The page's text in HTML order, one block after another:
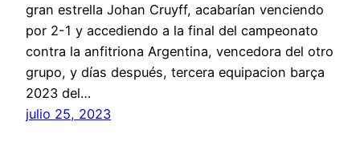
gran estrella Johan Cruyff, acabarían venciendo
por 2-1 y accediendo a la final del campeonato
contra la anfitriona Argentina, vencedora del otro
grupo, y días después, tercera equipacion barça
2023 del…
julio 25, 2023